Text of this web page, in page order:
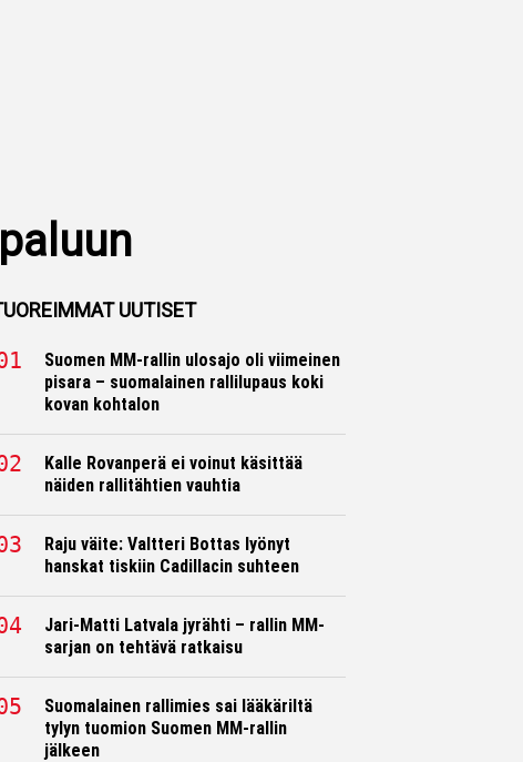
UUTISET
Suomen MM-rallin ulosajo oli viimeinen
pisara – suomalainen rallilupaus koki
kovan kohtalon
Kalle Rovanperä ei voinut käsittää
näiden rallitähtien vauhtia
Raju väite: Valtteri Bottas lyönyt
hanskat tiskiin Cadillacin suhteen
Jari-Matti Latvala jyrähti – rallin MM-
sarjan on tehtävä ratkaisu
Suomalainen rallimies sai lääkäriltä
tylyn tuomion Suomen MM-rallin
jälkeen